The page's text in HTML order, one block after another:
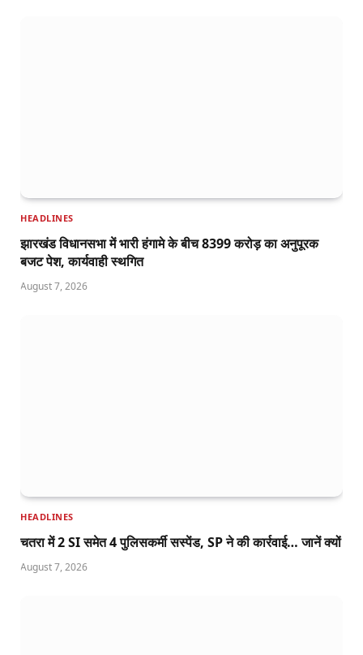
HEADLINES
झारखंड विधानसभा में भारी हंगामे के बीच 8399 करोड़ का अनुपूरक
बजट पेश, कार्यवाही स्थगित
August 7, 2026
HEADLINES
चतरा में 2 SI समेत 4 पुलिसकर्मी सस्पेंड, SP ने की कार्रवाई… जानें क्यों
August 7, 2026